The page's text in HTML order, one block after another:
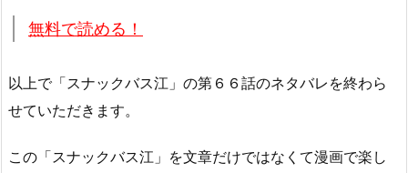
無料で読める！
以上で「スナックバス江」の第６６話のネタバレを終わら
せていただきます。
この「スナックバス江」を文章だけではなくて漫画で楽し